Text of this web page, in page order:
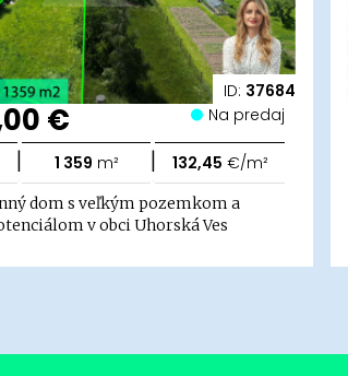
ID: 37684
€ Na predaj
| 1 359 m² | 132,45 €/m²
dom s veľkým pozemkom a
v obci Uhorská Ves